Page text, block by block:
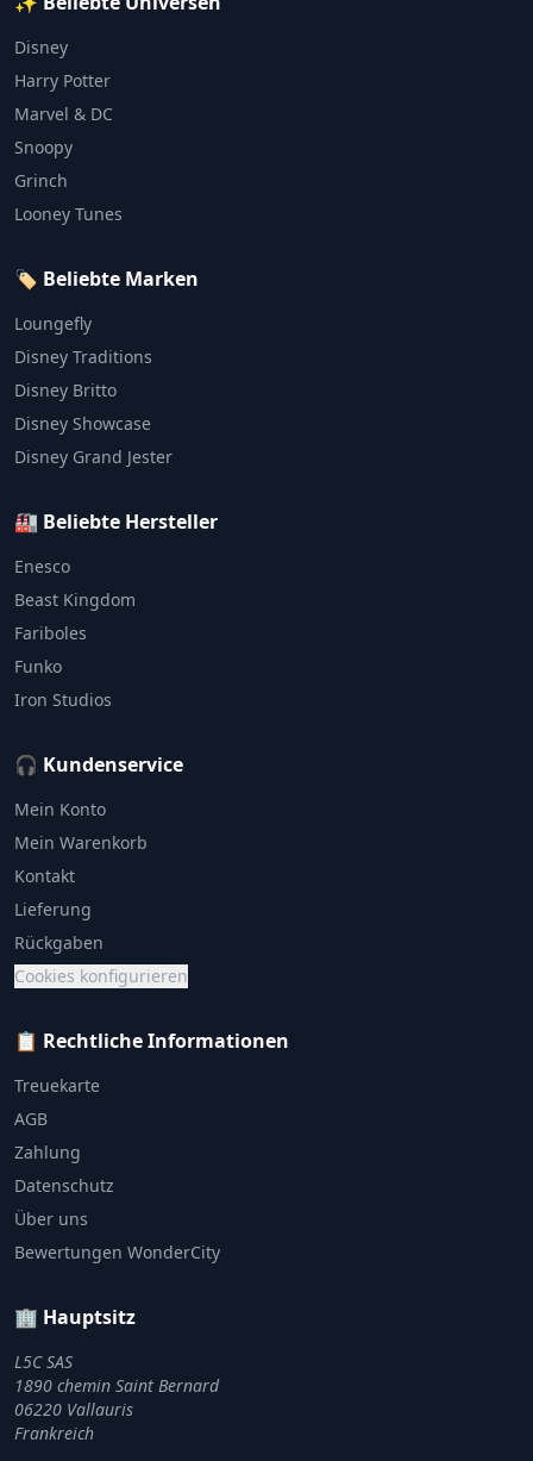
Disney
Harry Potter
Marvel & DC
Snoopy
Grinch
Looney Tunes
🏷️ Beliebte Marken
Loungefly
Disney Traditions
Disney Britto
Disney Showcase
Disney Grand Jester
🏭 Beliebte Hersteller
Enesco
Beast Kingdom
Fariboles
Funko
Iron Studios
🎧 Kundenservice
Mein Konto
Mein Warenkorb
Kontakt
Lieferung
Rückgaben
Cookies konfigurieren
📋 Rechtliche Informationen
Treuekarte
AGB
Zahlung
Datenschutz
Über uns
Bewertungen WonderCity
🏢 Hauptsitz
L5C SAS
1890 chemin Saint Bernard
06220 Vallauris
Frankreich